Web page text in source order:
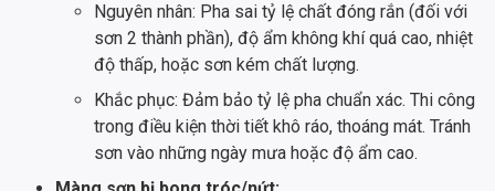
Nguyên nhân: Pha sai tỷ lệ chất đóng rắn (đối với
sơn 2 thành phần), độ ẩm không khí quá cao, nhiệt
độ thấp, hoặc sơn kém chất lượng.
Khắc phục: Đảm bảo tỷ lệ pha chuẩn xác. Thi công
trong điều kiện thời tiết khô ráo, thoáng mát. Tránh
sơn vào những ngày mưa hoặc độ ẩm cao.